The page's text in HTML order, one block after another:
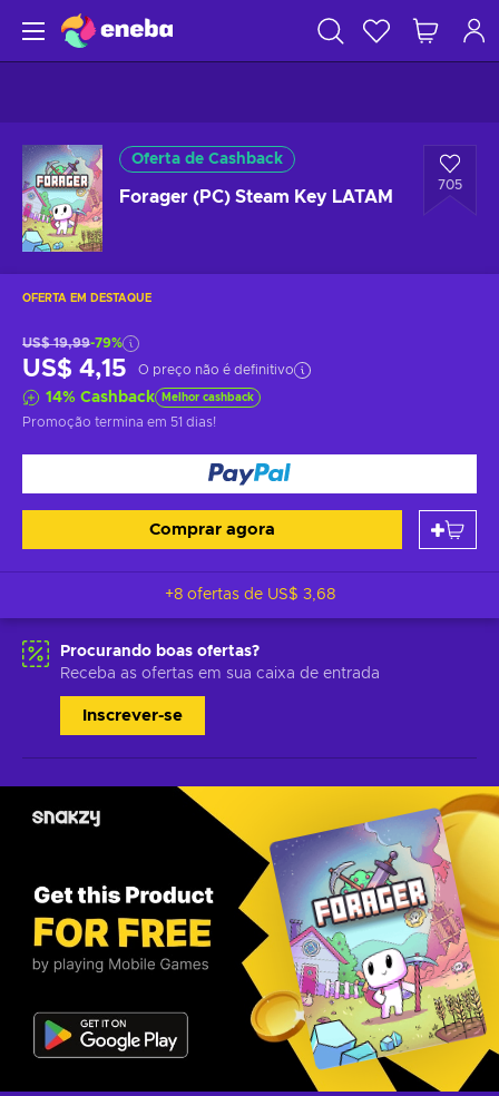
Oferta de Cashback
Forager (PC) Steam Key LATAM
705
OFERTA EM DESTAQUE
US$ 19,99-79%
US$ 4,15 O preço não é definitivo
14% Cashback Melhor cashback
Promoção termina em 51 dias!
Comprar agora
+8 ofertas de US$ 3,68
Procurando boas ofertas?
Receba as ofertas em sua caixa de entrada
Inscrever-se